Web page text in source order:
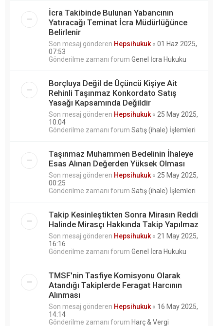
İcra Takibinde Bulunan Yabancının
Yatıracağı Teminat İcra Müdürlüğünce
Belirlenir
Son mesaj gönderen Hepsihukuk « 01 Haz 2025,
07:53
Gönderilme zamanı forum Genel İcra Hukuku
Borçluya Değil de Üçüncü Kişiye Ait
Rehinli Taşınmaz Konkordato Satış
Yasağı Kapsamında Değildir
Son mesaj gönderen Hepsihukuk « 25 May 2025,
10:04
Gönderilme zamanı forum Satış (ihale) İşlemleri
Taşınmaz Muhammen Bedelinin İhaleye
Esas Alınan Değerden Yüksek Olması
Son mesaj gönderen Hepsihukuk « 25 May 2025,
00:25
Gönderilme zamanı forum Satış (ihale) İşlemleri
Takip Kesinleştikten Sonra Mirasın Reddi
Halinde Mirasçı Hakkında Takip Yapılmaz
Son mesaj gönderen Hepsihukuk « 21 May 2025,
16:16
Gönderilme zamanı forum Genel İcra Hukuku
TMSF'nin Tasfiye Komisyonu Olarak
Atandığı Takiplerde Feragat Harcının
Alınması
Son mesaj gönderen Hepsihukuk « 16 May 2025,
14:14
Gönderilme zamanı forum Harç & Vergi